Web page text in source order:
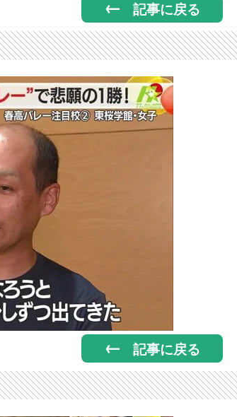
記事に戻る
記事に戻る